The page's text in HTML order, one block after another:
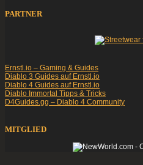
PARTNER
Ernstl.io – Gaming & Guides
Diablo 3 Guides auf Ernstl.io
Diablo 4 Guides auf Ernstl.io
Diablo Immortal Tipps & Tricks
D4Guides.gg – Diablo 4 Community
MITGLIED